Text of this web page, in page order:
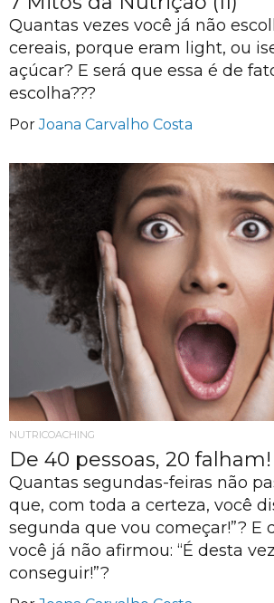
Quantas vezes você já não
cereais, porque eram light, ou
açúcar? E será que essa é de
escolha???
PorJoana Carvalho Costa
NUTRICOACHING
De 40 pessoas, 20 falham!
Quantas segundas-feiras não
que, com toda a certeza, você
segunda que vou começar!”? E
você já não afirmou: “É desta
conseguir!”?